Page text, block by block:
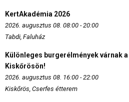
KertAkadémia 2026
2026. augusztus 08. 08:00 - 20:00
Tabdi, Faluház
Különleges burgerélmények várnak
Kiskőrösön!
2026. augusztus 08. 16:00 - 22:00
Kiskőrös, Cserfes étterem